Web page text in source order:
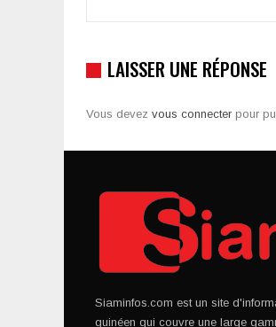
LAISSER UNE RÉPONSE
Vous devez vous connecter pour
Siaminfos.com est un site
guinéen qui couvre une large